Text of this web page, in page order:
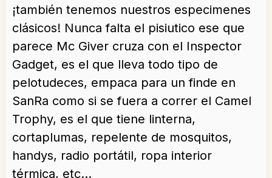
¡también tenemos nuestros especimenes
clásicos! Nunca falta el pisiutico ese que
parece Mc Giver cruza con el Inspector
Gadget, es el que lleva todo tipo de
pelotudeces, empaca para un finde en
SanRa como si se fuera a correr el Camel
Trophy, es el que tiene linterna,
cortaplumas, repelente de mosquitos,
handys, radio portátil, ropa interior
térmica, etc…